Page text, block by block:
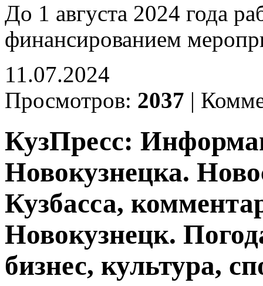
До 1 августа 2024 года
финансированием
11.07.2024
Просмотров: 2037 |
КузПресс:
Новокузнецка.
Кузбасса,
Новокузнецк.
бизнес, культура,